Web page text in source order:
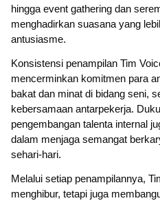
hingga event gathering dan
menghadirkan suasana yang
antusiasme.
Konsistensi penampilan Tim
mencerminkan komitmen para
bakat dan minat di bidang seni,
kebersamaan antarpekerja.
pengembangan talenta internal
dalam menjaga semangat
sehari-hari.
Melalui setiap penampilannya,
menghibur, tetapi juga